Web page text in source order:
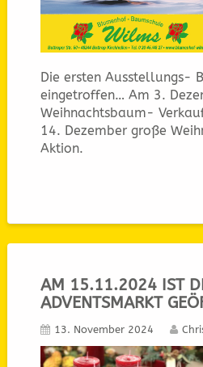
Die ersten Ausstellungs-
eingetroffen… Am 3.
Weihnachtsbaum-
14. Dezember große
Aktion.
AM 15.11.2024 IST
ADVENTSMARKT
13. November 2024